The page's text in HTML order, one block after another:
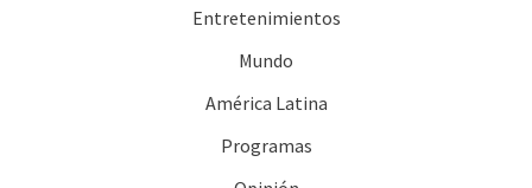
Entretenimientos
Mundo
América Latina
Programas